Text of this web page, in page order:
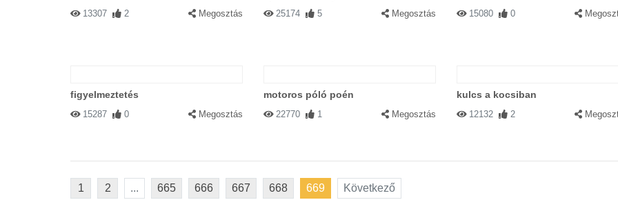
13307 2 Megosztás 25174 5 Megosztás 15080 0
figyelmeztetés
15287 0 Megosztás
motoros póló poén
22770 1 Megosztás
kulcs a kocsiban
12132 2
1 2 ... 665 666 667 668 669 Következő